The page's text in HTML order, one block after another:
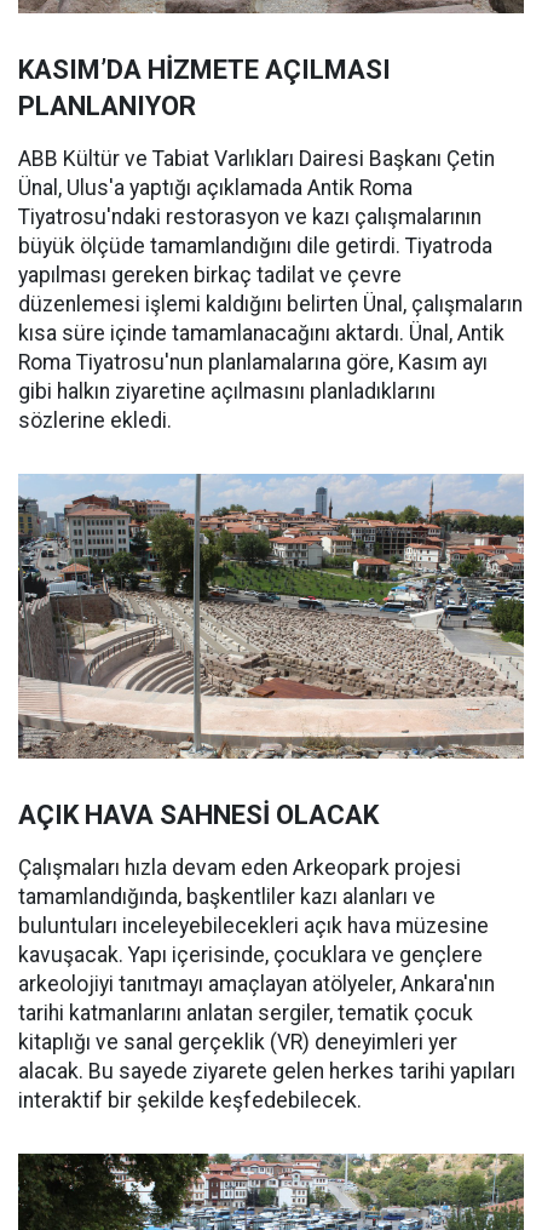
KASIM’DA HİZMETE AÇILMASI
PLANLANIYOR
ABB Kültür ve Tabiat Varlıkları Dairesi Başkanı Çetin
Ünal, Ulus'a yaptığı açıklamada Antik Roma
Tiyatrosu'ndaki restorasyon ve kazı çalışmalarının
büyük ölçüde tamamlandığını dile getirdi. Tiyatroda
yapılması gereken birkaç tadilat ve çevre
düzenlemesi işlemi kaldığını belirten Ünal, çalışmaların
kısa süre içinde tamamlanacağını aktardı. Ünal, Antik
Roma Tiyatrosu'nun planlamalarına göre, Kasım ayı
gibi halkın ziyaretine açılmasını planladıklarını
sözlerine ekledi.
AÇIK HAVA SAHNESİ OLACAK
Çalışmaları hızla devam eden Arkeopark projesi
tamamlandığında, başkentliler kazı alanları ve
buluntuları inceleyebilecekleri açık hava müzesine
kavuşacak. Yapı içerisinde, çocuklara ve gençlere
arkeolojiyi tanıtmayı amaçlayan atölyeler, Ankara'nın
tarihi katmanlarını anlatan sergiler, tematik çocuk
kitaplığı ve sanal gerçeklik (VR) deneyimleri yer
alacak. Bu sayede ziyarete gelen herkes tarihi yapıları
interaktif bir şekilde keşfedebilecek.